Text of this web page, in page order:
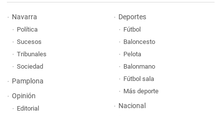
Navarra
Política
Sucesos
Tribunales
Sociedad
Pamplona
Opinión
Editorial
Deportes
Fútbol
Baloncesto
Pelota
Balonmano
Fútbol sala
Más deporte
Nacional